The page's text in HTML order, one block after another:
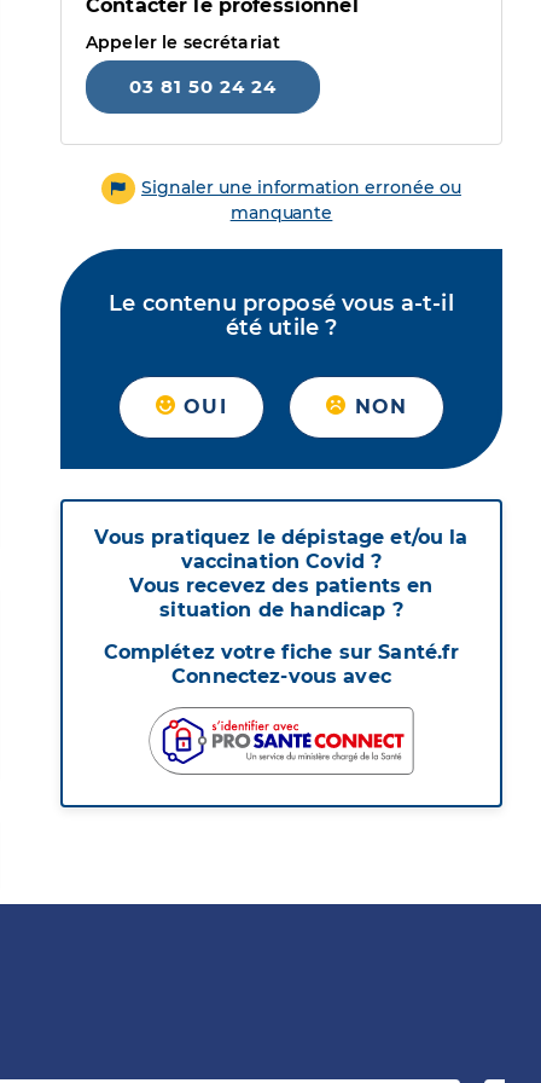
Contacter le professionnel
Appeler le secrétariat
03 81 50 24 24
Signaler une information erronée ou
manquante
Le contenu proposé vous a-t-il
été utile ?
OUI NON
Vous pratiquez le dépistage et/ou la
vaccination Covid ?
Vous recevez des patients en
situation de handicap ?
Complétez votre fiche sur Santé.fr
Connectez-vous avec